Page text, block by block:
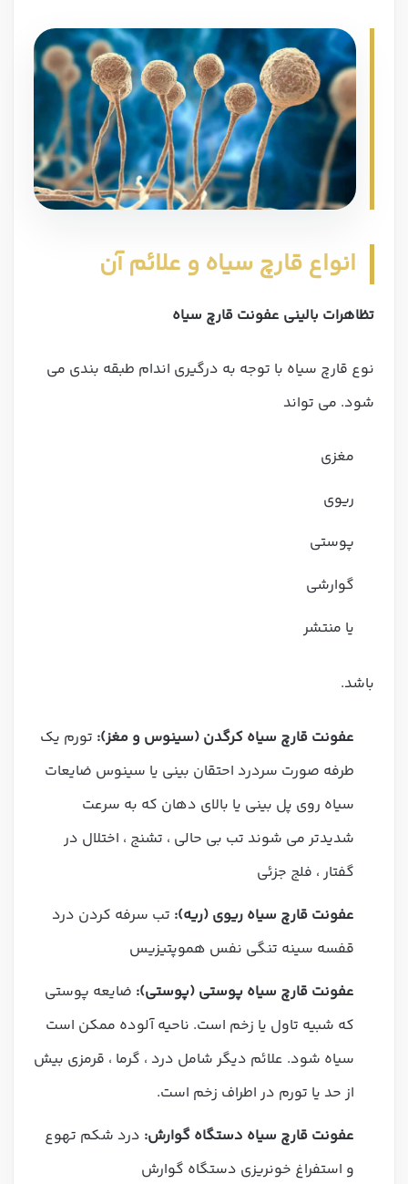
انواع قارچ سیاه و علائم آن
تظاهرات بالینی عفونت قارچ سیاه
نوع قارچ سیاه با توجه به درگیری اندام طبقه بندی می
شود. می تواند
مغزی
ریوی
پوستی
گوارشی
یا منتشر
باشد.
عفونت قارچ سیاه کرگدن (سینوس و مغز): تورم یک
طرفه صورت سردرد احتقان بینی یا سینوس ضایعات
سیاه روی پل بینی یا بالای دهان که به سرعت
شدیدتر می شوند تب بی حالی ، تشنج ، اختلال در
گفتار ، فلج جزئی
عفونت قارچ سیاه ریوی (ریه): تب سرفه کردن درد
قفسه سینه تنگی نفس هموپتیزیس
عفونت قارچ سیاه پوستی (پوستی): ضایعه پوستی
که شبیه تاول یا زخم است. ناحیه آلوده ممکن است
سیاه شود. علائم دیگر شامل درد ، گرما ، قرمزی بیش
از حد یا تورم در اطراف زخم است.
عفونت قارچ سیاه دستگاه گوارش: درد شکم تهوع
و استفراغ خونریزی دستگاه گوارش